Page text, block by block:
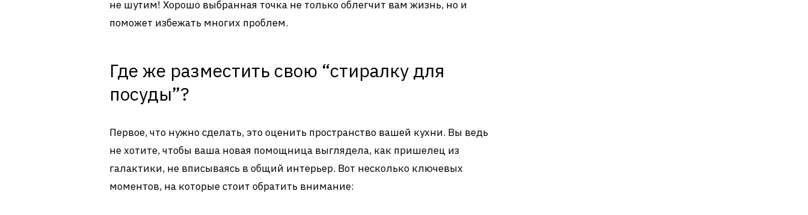
не шутим! Хорошо выбранная точка не только облегчит вам жизнь, но и
поможет избежать многих проблем.
Где же разместить свою “стиралку для
посуды”?
Первое, что нужно сделать, это оценить пространство вашей кухни. Вы ведь
не хотите, чтобы ваша новая помощница выглядела, как пришелец из
галактики, не вписываясь в общий интерьер. Вот несколько ключевых
моментов, на которые стоит обратить внимание: